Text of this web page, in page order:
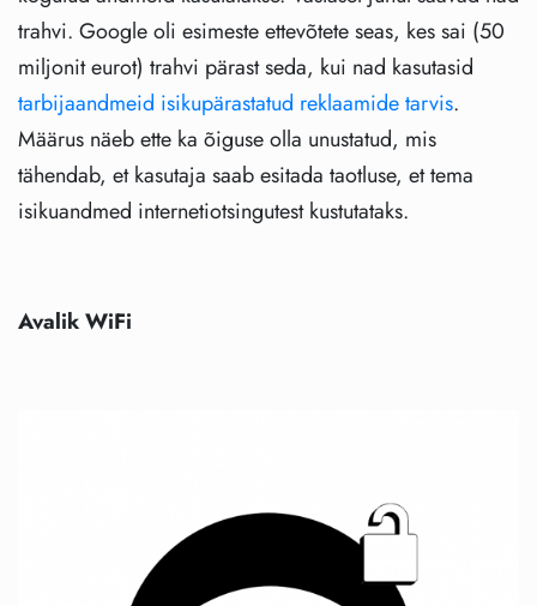
trahvi. Google oli esimeste ettevõtete seas, kes sai (50
miljonit eurot) trahvi pärast seda, kui nad kasutasid
tarbijaandmeid isikupärastatud reklaamide tarvis.
Määrus näeb ette ka õiguse olla unustatud, mis
tähendab, et kasutaja saab esitada taotluse, et tema
isikuandmed internetiotsingutest kustutataks.
Avalik WiFi